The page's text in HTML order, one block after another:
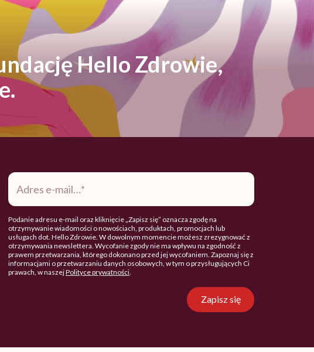
Hello Zdrowie,
Adres
mail*
Podanie adresu e-mail oraz kliknięcie „Zapisz się” oznacza zgodę na
otrzymywanie wiadomości o nowościach, produktach, promocjach lub
usługach dot. Hello Zdrowie. W dowolnym momencie możesz zrezygnować z
otrzymywania newslettera. Wycofanie zgody nie ma wpływu na zgodność z
prawem przetwarzania, którego dokonano przed jej wycofaniem. Zapoznaj się z
informacjami o przetwarzaniu danych osobowych, w tym o przysługujących Ci
prawach, w naszejPolityce prywatności
Zapisz się